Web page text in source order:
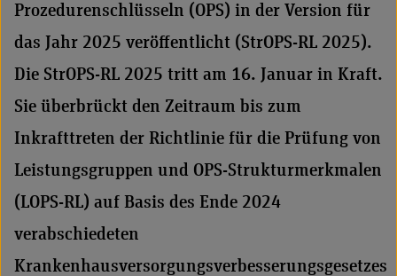
Prozedurenschlüsseln (OPS) in der Version für
das Jahr 2025 veröffentlicht (StrOPS-RL 2025).
Die StrOPS-RL 2025 tritt am 16. Januar in Kraft.
Sie überbrückt den Zeitraum bis zum
Inkrafttreten der Richtlinie für die Prüfung von
Leistungsgruppen und OPS-Strukturmerkmalen
(LOPS-RL) auf Basis des Ende 2024
verabschiedeten
Krankenhausversorgungsverbesserungsgesetzes